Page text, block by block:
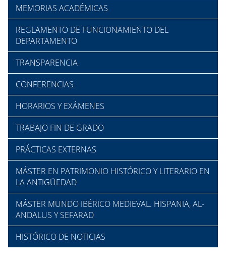
MEMORIAS ACADÉMICAS
REGLAMENTO DE FUNCIONAMIENTO DEL
DEPARTAMENTO
TRANSPARENCIA
CONFERENCIAS
HORARIOS Y EXÁMENES
TRABAJO FIN DE GRADO
PRÁCTICAS EXTERNAS
MÁSTER EN PATRIMONIO HISTÓRICO Y LITERARIO EN
LA ANTIGÜEDAD
MÁSTER MUNDO IBÉRICO MEDIEVAL. HISPANIA, AL-
ANDALUS Y SEFARAD
HISTÓRICO DE NOTICIAS